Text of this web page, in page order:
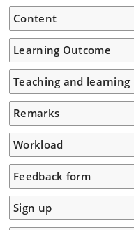
Content
Learning Outcome
Teaching and learning
Remarks
Workload
Feedback form
Sign up